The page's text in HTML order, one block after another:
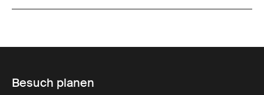
Besuch planen